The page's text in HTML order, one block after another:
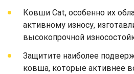
Ковши Cat, особенно их
активному износу,
высокопрочной
Защитите наиболее
ковша, которые активнее